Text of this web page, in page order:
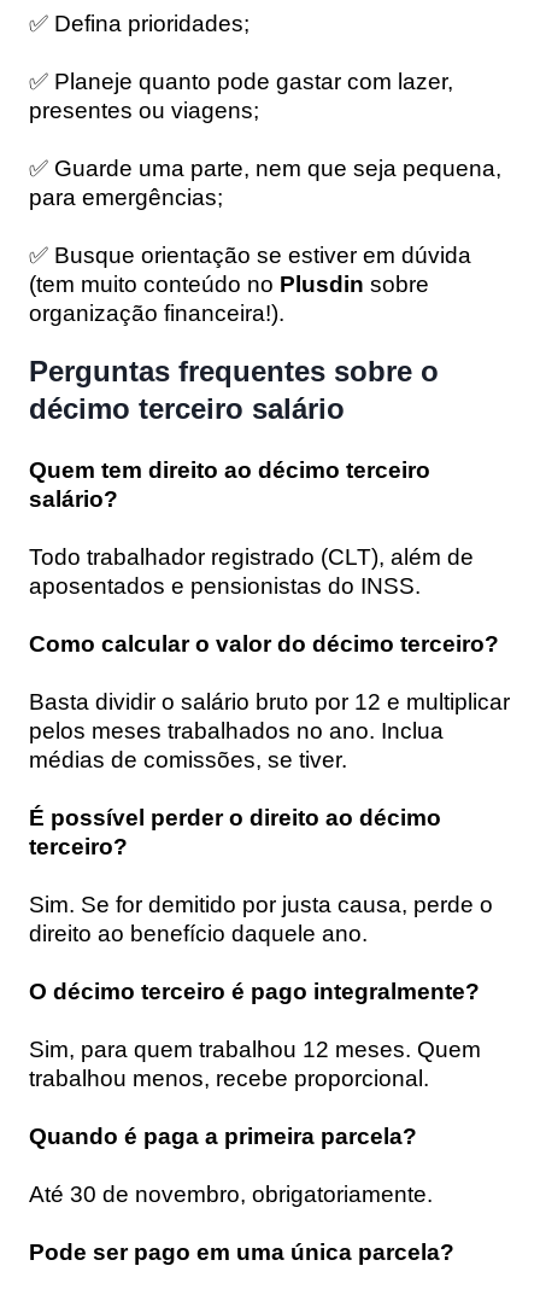
✅ Defina prioridades;
✅ Planeje quanto pode gastar com lazer,
presentes ou viagens;
✅ Guarde uma parte, nem que seja pequena,
para emergências;
✅ Busque orientação se estiver em dúvida
(tem muito conteúdo no Plusdin sobre
organização financeira!).
Perguntas frequentes sobre o
décimo terceiro salário
Quem tem direito ao décimo terceiro
salário?
Todo trabalhador registrado (CLT), além de
aposentados e pensionistas do INSS.
Como calcular o valor do décimo terceiro?
Basta dividir o salário bruto por 12 e multiplicar
pelos meses trabalhados no ano. Inclua
médias de comissões, se tiver.
É possível perder o direito ao décimo
terceiro?
Sim. Se for demitido por justa causa, perde o
direito ao benefício daquele ano.
O décimo terceiro é pago integralmente?
Sim, para quem trabalhou 12 meses. Quem
trabalhou menos, recebe proporcional.
Quando é paga a primeira parcela?
Até 30 de novembro, obrigatoriamente.
Pode ser pago em uma única parcela?